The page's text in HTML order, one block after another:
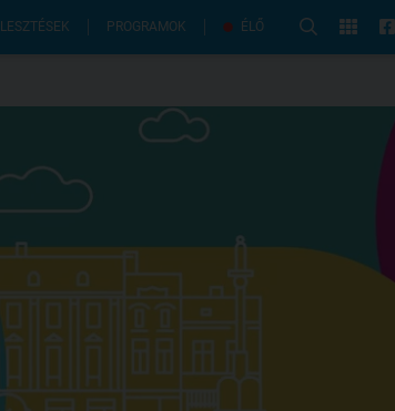
PROGRAMOK ÉLŐ